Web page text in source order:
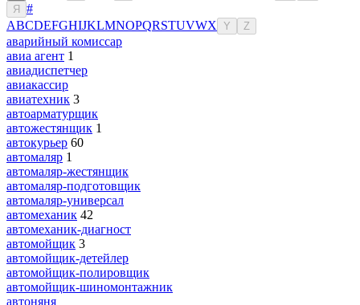
Я
#
ABCDEFGHIJKLMNOPQRSTUVWX Y Z
аварийный комиссар
авиа агент 1
авиадиспетчер
авиакассир
авиатехник 3
автоарматурщик
автожестянщик 1
автокурьер 60
автомаляр 1
автомаляр-жестянщик
автомаляр-подготовщик
автомаляр-универсал
автомеханик 42
автомеханик-диагност
автомойщик 3
автомойщик-детейлер
автомойщик-полировщик
автомойщик-шиномонтажник
автоняня